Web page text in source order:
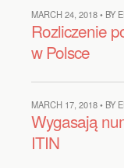
MARCH 24, 2018 • BY
Rozliczenie
w Polsce
MARCH 17, 2018 • BY
Wygasają
ITIN